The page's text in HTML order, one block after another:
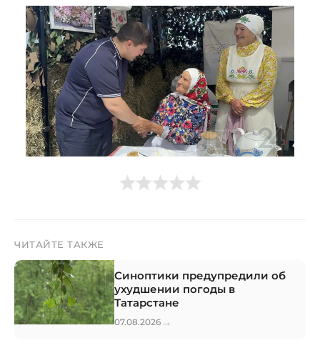
ЧИТАЙТЕ ТАКЖЕ
Синоптики предупредили об
ухудшении погоды в
Татарстане
07.08.2026 →